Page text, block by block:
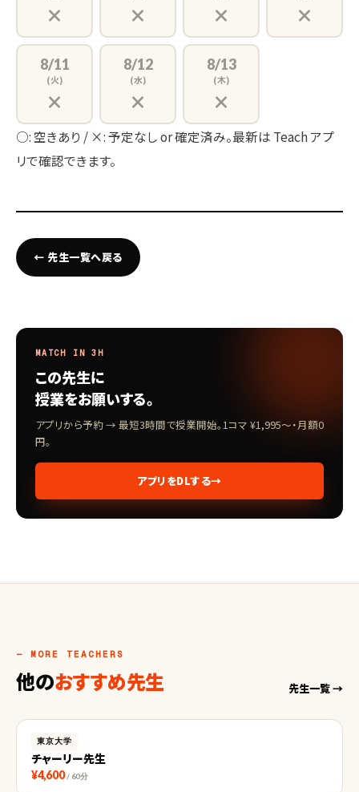
× × × ×
8/11
(火)
×
8/12
(水)
×
8/13
(木)
×
○: 空きあり / ×: 予定なし or 確定済み。最新は Teach アプ
リで確認できます。
← 先生一覧へ戻る
MATCH IN 3H
この先生に
授業をお願いする。
アプリから予約 → 最短3時間で授業開始。1コマ ¥1,995〜・月額0
円。
アプリをDLする→
— MORE TEACHERS
他のおすすめ先生 先生一覧 →
東京大学
チャーリー先生
¥4,600 / 60分